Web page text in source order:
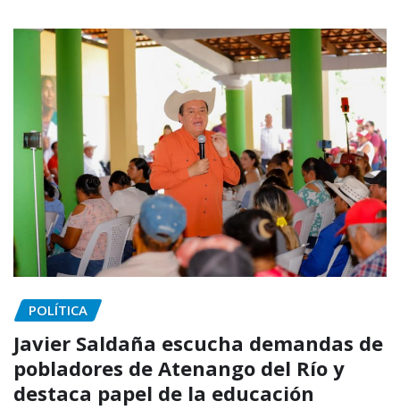
POLÍTICA
Javier Saldaña escucha demandas de
pobladores de Atenango del Río y
destaca papel de la educación